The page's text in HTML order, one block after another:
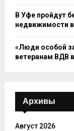
В Уфе пройдут
недвижимости
«Люди особой
ветеранам ВДВ
Архивы
Август 2026